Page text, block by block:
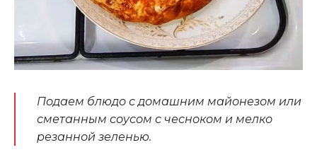
Подаем блюдо с домашним майонезом или
сметанным соусом с чесноком и мелко
резанной зеленью.